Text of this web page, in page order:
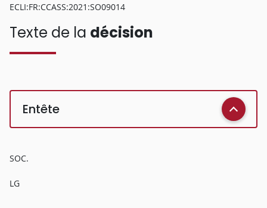
ECLI:FR:CCASS:2021:SO09014
Texte de la décision
Entête
SOC.
LG